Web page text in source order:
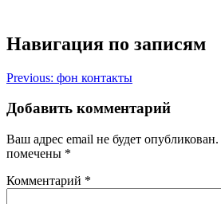
Навигация по записям
Previous: фон контакты
Добавить комментарий
Ваш адрес email не будет опубликован.
помечены *
Комментарий *